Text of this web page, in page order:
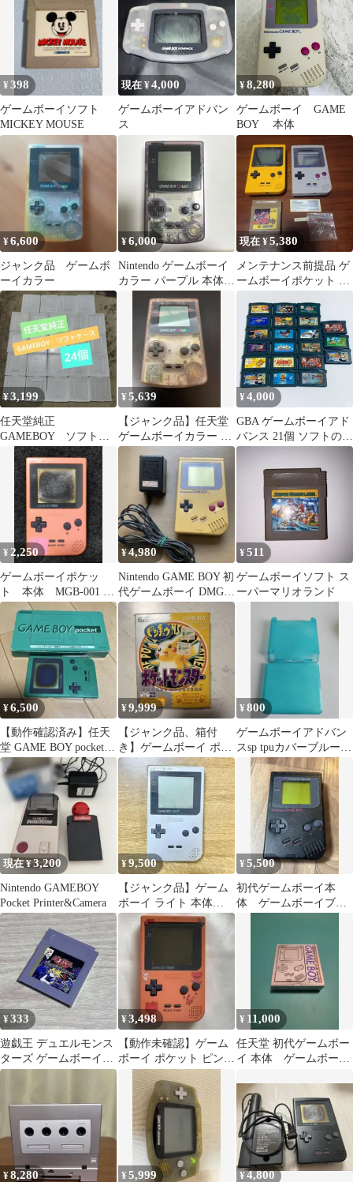
¥398
ゲームボーイソフト
MICKEY MOUSE
現在 ¥4,000
ゲームボーイアドバン
ス
¥8,280
ゲームボーイ GAME
BOY 本体
¥6,600
ジャンク品 ゲームボ
ーイカラー
¥6,000
Nintendo ゲームボーイ
カラー パープル 本体
ジャンク品
現在 ¥5,380
メンテナンス前提品 ゲ
ームボーイポケット 本
体 起動確認済み
¥3,199
任天堂純正
GAMEBOY ソフト
ケース ゲームボー
イ ゲームボーイカラ
ー ①
¥5,639
【ジャンク品】任天堂
ゲームボーイカラー 本
体 クリアパープル
¥4,000
GBA ゲームボーイアド
バンス 21個 ソフトのみ
まとめ セット 動作未確
認 ジャンク品 6100426
¥ 2,250
ゲームボーイポケッ
ト 本体 MGB-001 ピ
ンク ジャンク
¥4,980
Nintendo GAME BOY 初
代ゲームボーイ DMG-
01 通電OK
¥511
ゲームボーイソフト ス
ーパーマリオランド
¥6,500
【動作確認済み】任天
堂 GAME BOY pocket
本体 グリーン 箱付き
¥9,999
【ジャンク品、箱付
き】ゲームボーイ ポケ
ットモンスター ピカチ
ュウ
¥800
ゲームボーイアドバン
スsp tpuカバーブルー
(ジャンク)
現在 ¥3,200
Nintendo GAMEBOY
Pocket Printer&Camera
¥9,500
【ジャンク品】ゲーム
ボーイ ライト 本体
GAME BOY LIGHT シ
ルバー
¥5,500
初代ゲームボーイ本
体 ゲームボーイブロ
¥333
遊戯王 デュエルモンス
ターズ ゲームボーイソ
フト 動作未確認
¥3,498
【動作未確認】ゲーム
ボーイ ポケット ピンク
任天堂 ゲーム機 本体
¥ 11,000
任天堂 初代ゲームボー
イ 本体 ゲームボーイ
¥8,280 ¥5,999 ¥4,800